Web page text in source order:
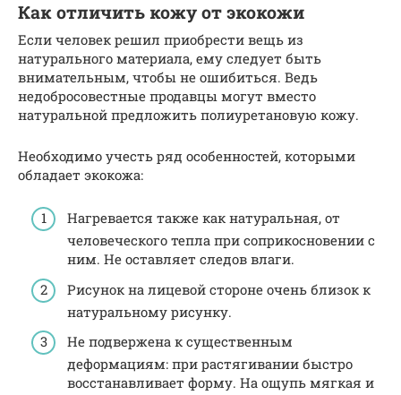
Как отличить кожу от экокожи
Если человек решил приобрести вещь из
натурального материала, ему следует быть
внимательным, чтобы не ошибиться. Ведь
недобросовестные продавцы могут вместо
натуральной предложить полиуретановую кожу.
Необходимо учесть ряд особенностей, которыми
обладает экокожа:
Нагревается также как натуральная, от
человеческого тепла при соприкосновении с
ним. Не оставляет следов влаги.
Рисунок на лицевой стороне очень близок к
натуральному рисунку.
Не подвержена к существенным
деформациям: при растягивании быстро
восстанавливает форму. На ощупь мягкая и